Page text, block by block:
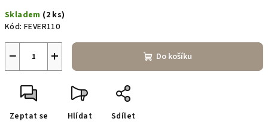
cena:
Skladem (2 ks)
Kód: FEVER110
+
− Do košíku
Zeptat se Hlídat Sdílet